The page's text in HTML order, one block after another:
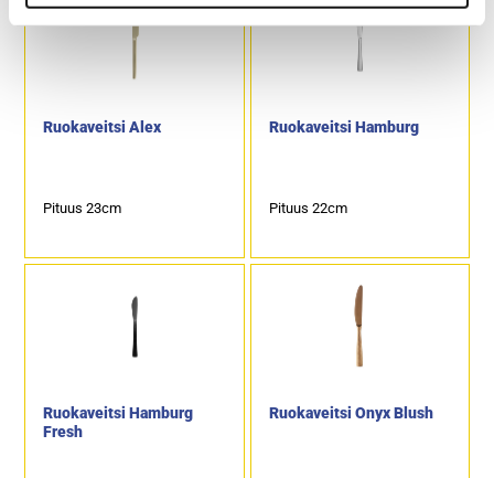
Ruokaveitsi Alex
Pituus 23cm
Ruokaveitsi Hamburg
Pituus 22cm
Ruokaveitsi Hamburg
Fresh
Ruokaveitsi Onyx Blush